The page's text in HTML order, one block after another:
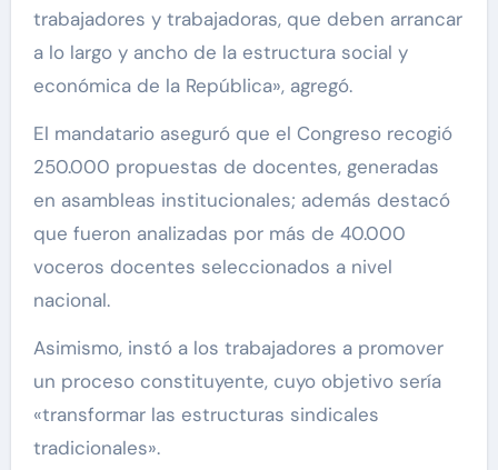
trabajadores y trabajadoras, que deben arrancar
a lo largo y ancho de la estructura social y
económica de la República», agregó.
El mandatario aseguró que el Congreso recogió
250.000 propuestas de docentes, generadas
en asambleas institucionales; además destacó
que fueron analizadas por más de 40.000
voceros docentes seleccionados a nivel
nacional.
Asimismo, instó a los trabajadores a promover
un proceso constituyente, cuyo objetivo sería
«transformar las estructuras sindicales
tradicionales».